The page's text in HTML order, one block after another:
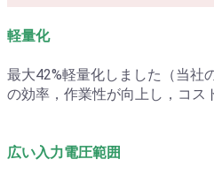
軽量化
最大42%軽量化しました（当社
の効率，作業性が向上し，コス
広い入力電圧範囲